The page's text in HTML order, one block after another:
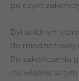
po czym
Był solidnym
do
Po zakończeniu
i to właśnie w